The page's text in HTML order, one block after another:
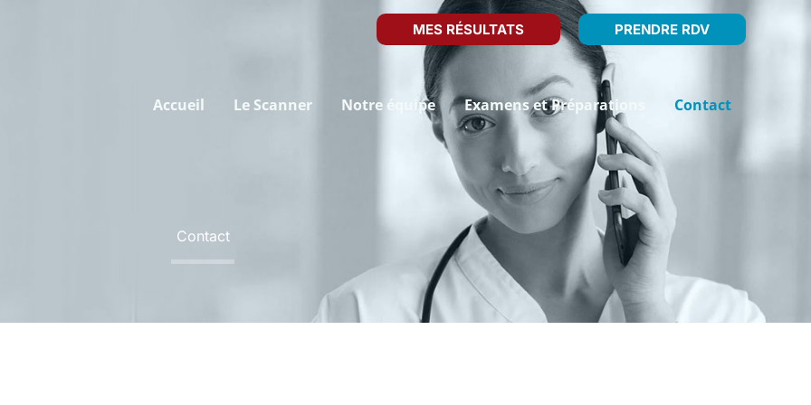
MES RÉSULTATS PRENDRE RDV
Accueil Le Scanner Notre équipe Examens et Préparations Contact
Contact